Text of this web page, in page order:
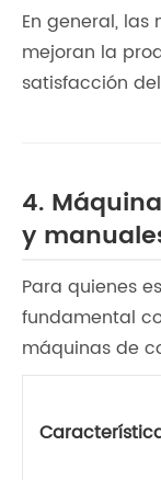
En general,
mejoran la
satisfacción
4.
y
Para quienes
fundamental
máquinas de